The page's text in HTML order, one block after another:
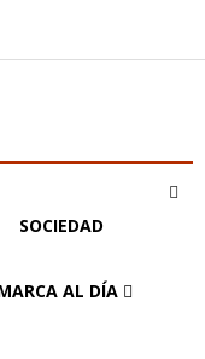
SOCIEDAD
AL DÍA